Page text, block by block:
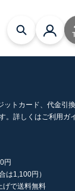
ットカード、代金引
。詳しくはご利用ガ
円
は1,100円）
げで送料無料